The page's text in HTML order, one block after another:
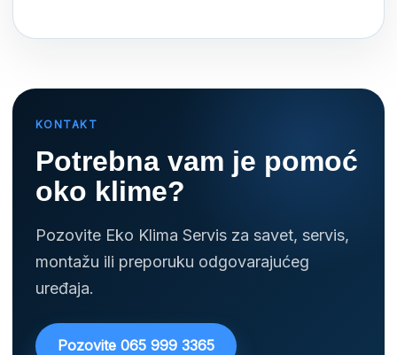
KONTAKT
Potrebna vam je pomoć
oko klime?
Pozovite Eko Klima Servis za savet, servis,
montažu ili preporuku odgovarajućeg
uređaja.
Pozovite 065 999 3365